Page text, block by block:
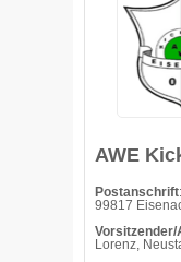
AWE
Postanschrift
99817
Vorsitzender/
Lorenz,